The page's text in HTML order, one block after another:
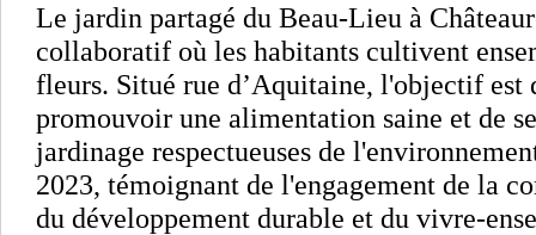
Le jardin partagé du Beau-Lieu à
collaboratif où les habitants cultivent
fleurs. Situé rue d’Aquitaine, l'objectif
promouvoir une alimentation saine et de
jardinage respectueuses de
2023, témoignant de l'engagement de la
du développement durable et du vivre-